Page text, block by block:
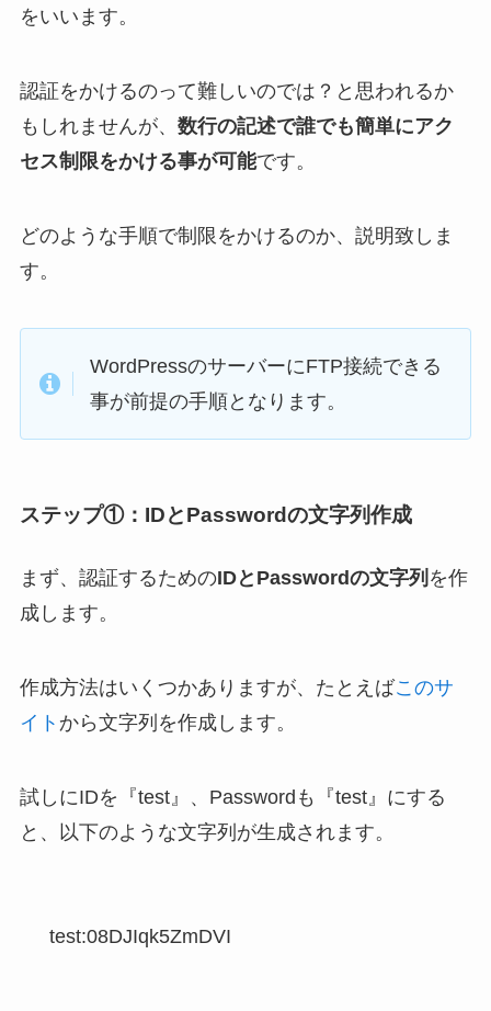
をいいます。
認証をかけるのって難しいのでは？と思われるか
もしれませんが、 数行の記述で誰でも簡単にアク
セス制限をかける事が可能です。
どのような手順で制限をかけるのか、説明致しま
す。
WordPressのサーバーにFTP接続できる
事が前提の手順となります。
ステップ①：IDとPasswordの文字列作成
まず、認証するためのIDとPasswordの文字列 を作
成します。
作成方法はいくつかありますが、たとえばこのサ
イト から文字列を作成します。
試しにIDを『test』、Passwordも『test』にする
と、以下のような文字列が生成されます。
test:08DJIqk5ZmDVI